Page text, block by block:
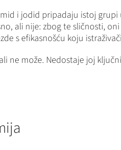
i jodid pripadaju istoj
ali nije: zbog te sličnosti,
s efikasnošću koju
ne može. Nedostaje joj